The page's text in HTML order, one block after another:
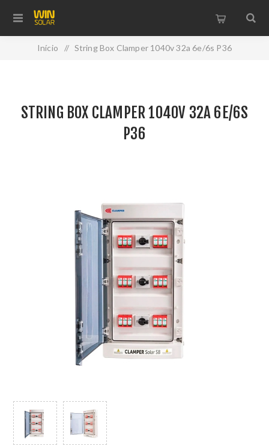
Início / String Box Clamper 1040v 32a 6e/6s P36
STRING BOX CLAMPER 1040V 32A 6E/6S
P36